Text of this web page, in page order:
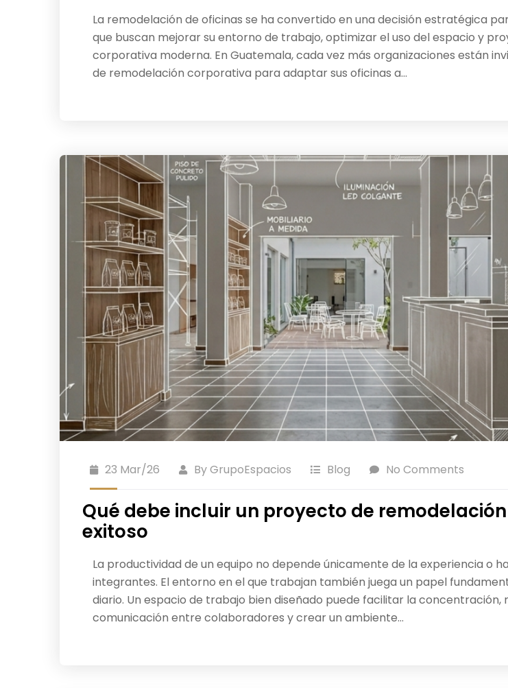
La remodelación de oficinas se ha convertido en una decisión estratégica
que buscan mejorar su entorno de trabajo, optimizar el uso del espacio y
corporativa moderna. En Guatemala, cada vez más organizaciones están
de remodelación corporativa para adaptar sus oficinas a…
23 Mar/26 ByGrupoEspacios Blog No Comments
Qué debe incluir un proyecto de
exitoso
La productividad de un equipo no depende únicamente de la experiencia o
integrantes. El entorno en el que trabajan también juega un papel
diario. Un espacio de trabajo bien diseñado puede facilitar la concentración,
comunicación entre colaboradores y crear un ambiente…